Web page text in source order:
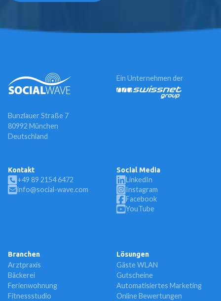
Bunzlauer Straße 7
80992 München
Deutschland
Ein Unternehmen der
Kontakt
+49 89 2154 6472
info@social-wave.com
Social Media
LinkedIn
Instagram
Facebook
YouTube
Branchen
Arztpraxis
Bäckerei
Ferienwohnung
Fitnessstudio
Lösungen
Gäste WLAN
Gutscheine
Automatisiertes Marketing
Online Bewertungen